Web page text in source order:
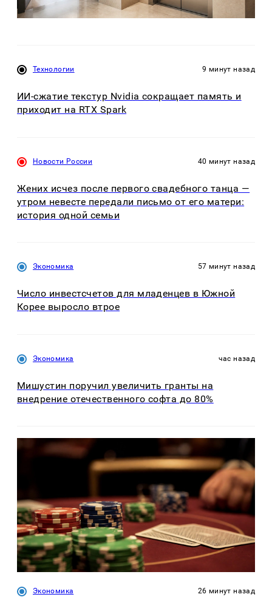
Технологии 9 минут назад
ИИ-сжатие текстур Nvidia сокращает память и
приходит на RTX Spark
Новости России 40 минут назад
Жених исчез после первого свадебного танца —
утром невесте передали письмо от его матери:
история одной семьи
Экономика 57 минут назад
Число инвестсчетов для младенцев в Южной
Корее выросло втрое
Экономика час назад
Мишустин поручил увеличить гранты на
внедрение отечественного софта до 80%
Экономика 26 минут назад